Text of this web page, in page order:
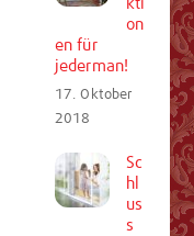
kti
on
en für
jederman!
17. Oktober
2018
Sc
hl
us
s